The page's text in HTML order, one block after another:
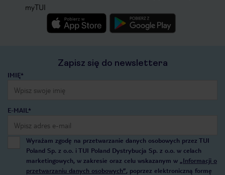
myTUI
Zapisz się do newslettera
IMIĘ*
E-MAIL*
Wyrażam zgodę na przetwarzanie danych osobowych przez TUI
Poland Sp. z o.o. i TUI Poland Dystrybucja Sp. z o.o. w celach
marketingowych, w zakresie oraz celu wskazanym w „Informacji o
przetwarzaniu danych osobowych”, poprzez elektroniczną formę